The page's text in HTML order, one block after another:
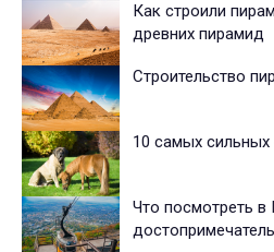
Как строили
древних пирамид
Строительство
10 самых
Что посмотреть в